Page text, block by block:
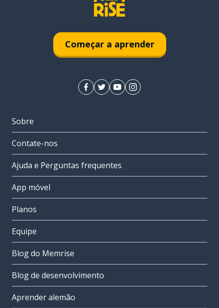
Começar a aprender
Sobre
Contate-nos
Ajuda e Perguntas frequentes
App móvel
Planos
Equipe
Blog do Memrise
Blog de desenvolvimento
Aprender alemão